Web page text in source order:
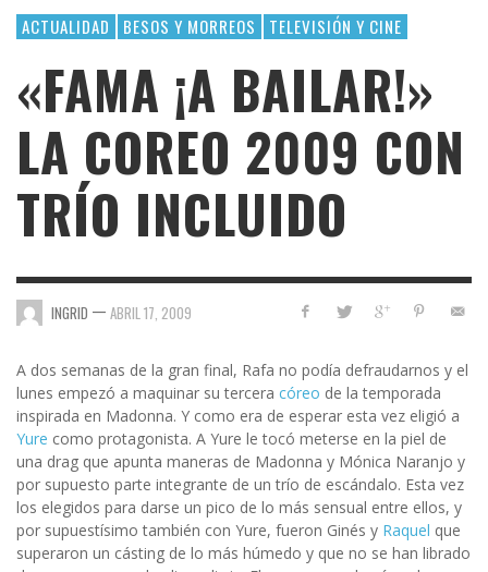
ACTUALIDAD BESOS Y MORREOS TELEVISIÓN Y CINE
«FAMA ¡A BAILAR!»
LA COREO 2009 CON
TRÍO INCLUIDO
INGRID — ABRIL 17, 2009
A dos semanas de la gran final, Rafa no podía defraudarnos y el
lunes empezó a maquinar su tercera córeo de la temporada
inspirada en Madonna. Y como era de esperar esta vez eligió a
Yure como protagonista. A Yure le tocó meterse en la piel de
una drag que apunta maneras de Madonna y Mónica Naranjo y
por supuesto parte integrante de un trío de escándalo. Esta vez
los elegidos para darse un pico de lo más sensual entre ellos, y
por supuestísimo también con Yure, fueron Ginés y Raquel que
superaron un cásting de lo más húmedo y que no se han librado